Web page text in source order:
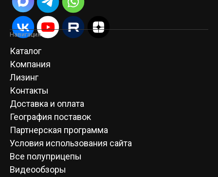
Навигация
Каталог
Компания
Лизинг
Контакты
Доставка и оплата
География поставок
Партнерская программа
Условия использования сайта
Все полуприцепы
Видеообзоры